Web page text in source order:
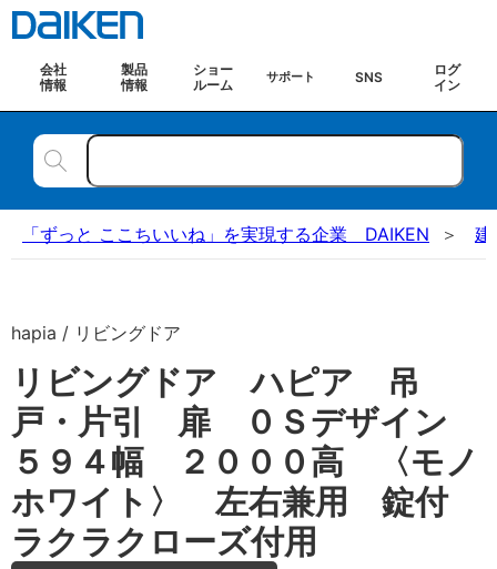
会社
情報
製品
情報
ショー
ルーム
サポート SNS
ログ
イン
「ずっと ここちいいね」を実現する企業 DAIKEN 建
hapia / リビングドア
リビングドア ハピア 吊
戸・片引 扉 ０Ｓデザイン
５９４幅 ２０００高 〈モノ
ホワイト〉 左右兼用 錠付
ラクラクローズ付用